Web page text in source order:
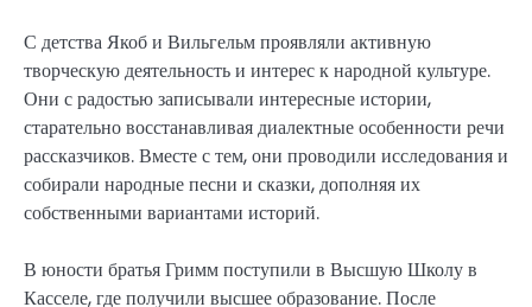
С детства Якоб и Вильгельм проявляли активную
творческую деятельность и интерес к народной культуре.
Они с радостью записывали интересные истории,
старательно восстанавливая диалектные особенности речи
рассказчиков. Вместе с тем, они проводили исследования и
собирали народные песни и сказки, дополняя их
собственными вариантами историй.
В юности братья Гримм поступили в Высшую Школу в
Касселе, где получили высшее образование. После